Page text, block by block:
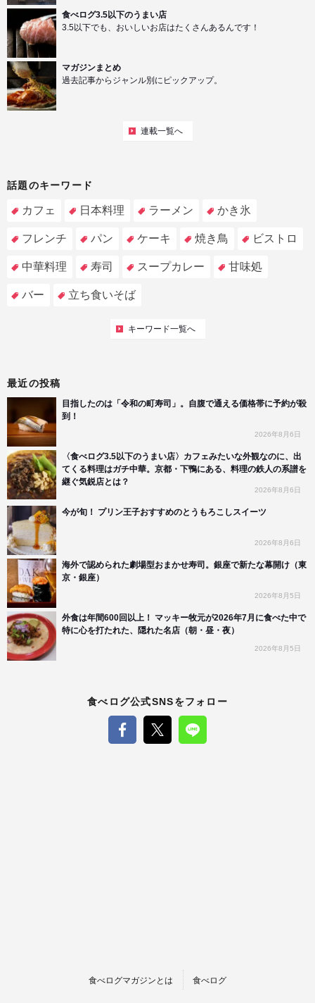
食べログ3.5以下のうまい店
3.5以下でも、おいしいお店はたくさんあるんです！
マガジンまとめ
過去記事からジャンル別にピックアップ。
連載一覧へ
話題のキーワード
カフェ 日本料理 ラーメン かき氷
フレンチ パン ケーキ 焼き鳥 ビストロ
中華料理 寿司 スープカレー 甘味処
バー 立ち食いそば
キーワード一覧へ
最近の投稿
目指したのは「令和の町寿司」。自腹で通える価格帯に予約が殺
到！
2026年8月6日
〈食べログ3.5以下のうまい店〉カフェみたいな外観なのに、出
てくる料理はガチ中華。京都・下鴨にある、料理の鉄人の系譜を
継ぐ気鋭店とは？
2026年8月6日
今が旬！ プリン王子おすすめのとうもろこしスイーツ
2026年8月6日
海外で認められた劇場型おまかせ寿司。銀座で新たな幕開け（東
京・銀座）
2026年8月5日
外食は年間600回以上！ マッキー牧元が2026年7月に食べた中で
特に心を打たれた、隠れた名店（朝・昼・夜）
2026年8月5日
食べログ公式SNSをフォロー
食べログマガジンとは 食べログ